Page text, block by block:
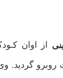
از اوان
روبرو گرديد.